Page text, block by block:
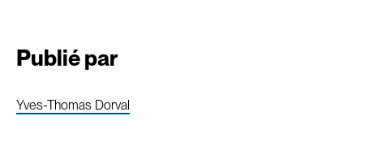
Publié par
Yves-Thomas Dorval